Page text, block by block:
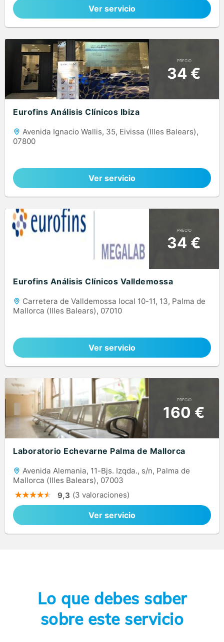
Ver servicio
PRECIO
34 €
Eurofins Análisis Clínicos Ibiza
Avenida Ignacio Wallis, 35, Eivissa (Illes Balears),
07800
Ver servicio
PRECIO
34 €
Eurofins Análisis Clínicos Valldemossa
Carretera de Valldemossa local 10-11, 13, Palma de
Mallorca (Illes Balears), 07010
Ver servicio
PRECIO
160 €
Laboratorio Echevarne Palma de Mallorca
Avenida Alemania, 11-Bjs. Izqda., s/n, Palma de
Mallorca (Illes Balears), 07003
9,3 (3 valoraciones)
Ver servicio
Lo que debes saber
sobre este servicio